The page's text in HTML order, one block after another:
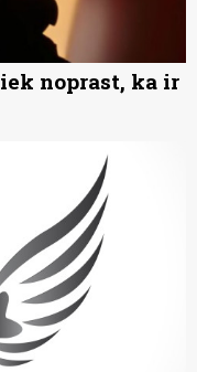
noprast, ka ir